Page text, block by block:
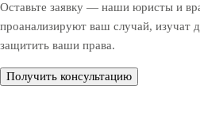
Оставьте заявку — наши юристы и
проанализируют ваш случай, изучат
защитить ваши права.
Получить консультацию